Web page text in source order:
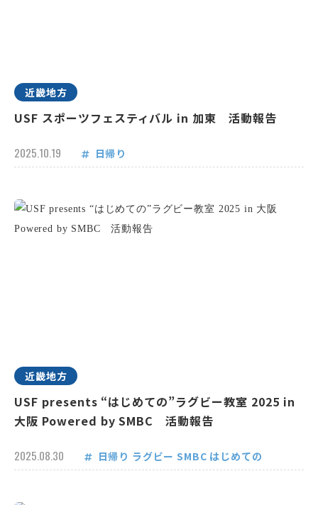
近畿地方
USF スポーツフェスティバル in 加東 活動報告
2025.10.19 日帰り
近畿地方
USF presents “はじめての”ラグビー教室 2025 in
大阪 Powered by SMBC 活動報告
2025.08.30 日帰り ラグビー SMBC はじめての